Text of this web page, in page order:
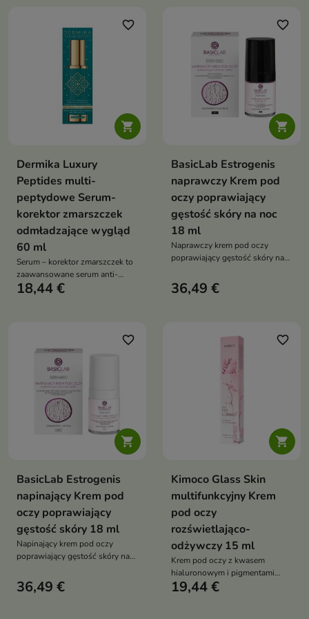

favorite_border
Dermika Luxury
Peptides multi-
peptydowe Serum-
korektor zmarszczek
odmładzające wygląd
60 ml
Serum – korektor zmarszczek to
zaawansowane serum anti-
aging, które poprawia jędrność
18,44 €

favorite_border
BasicLab Estrogenis
naprawczy Krem pod
oczy poprawiający
gęstość skóry na noc
18 ml
Naprawczy krem pod oczy
poprawiający gęstość skóry na
zaawansowany dermokosmetyk
przeznaczony do pielęgnacji
związanych z menopauzą
36,49 €

favorite_border
BasicLab Estrogenis
napinający Krem pod
oczy poprawiający
gęstość skóry 18 ml
Napinający krem pod oczy
poprawiający gęstość skóry na
zaawansowany dermokosmetyk
przeznaczony do pielęgnacji
36,49 €

favorite_border
Kimoco Glass Skin
multifunkcyjny Krem
pod oczy
rozświetlająco-
odżywczy 15 ml
Krem pod oczy z kwasem
hialuronowym i pigmentami
glow to rozświetlający
19,44 €